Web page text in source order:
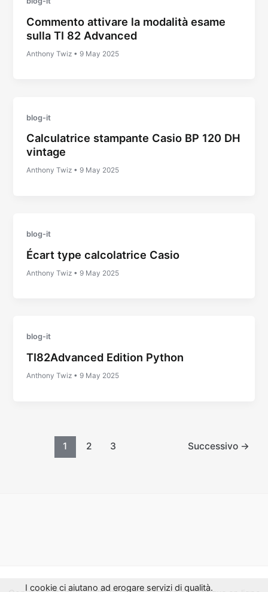
Commento attivare la modalità esame
sulla TI 82 Advanced
Anthony Twiz •9 May 2025
blog-it
Calculatrice stampante Casio BP 120 DH
vintage
Anthony Twiz •9 May 2025
blog-it
Écart type calcolatrice Casio
Anthony Twiz •9 May 2025
blog-it
TI82Advanced Edition Python
Anthony Twiz •9 May 2025
1 2 3 Successivo →
I cookie ci aiutano ad erogare servizi di qualità.